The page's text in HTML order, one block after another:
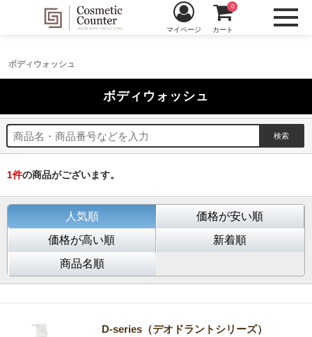
ボディウォッシュ
マイページ カート
0
ボディウォッシュ
1件の商品がございます。
人気順
価格が安い順
価格が高い順
新着順
商品名順
D-series（デオドラントシリーズ）